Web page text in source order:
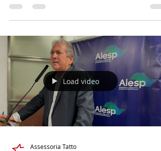
Na audiência pública desta terça-feira
(14/05) para debater o Projeto de Lei
148/2022, do governador, que trata
a organização do...
Load video